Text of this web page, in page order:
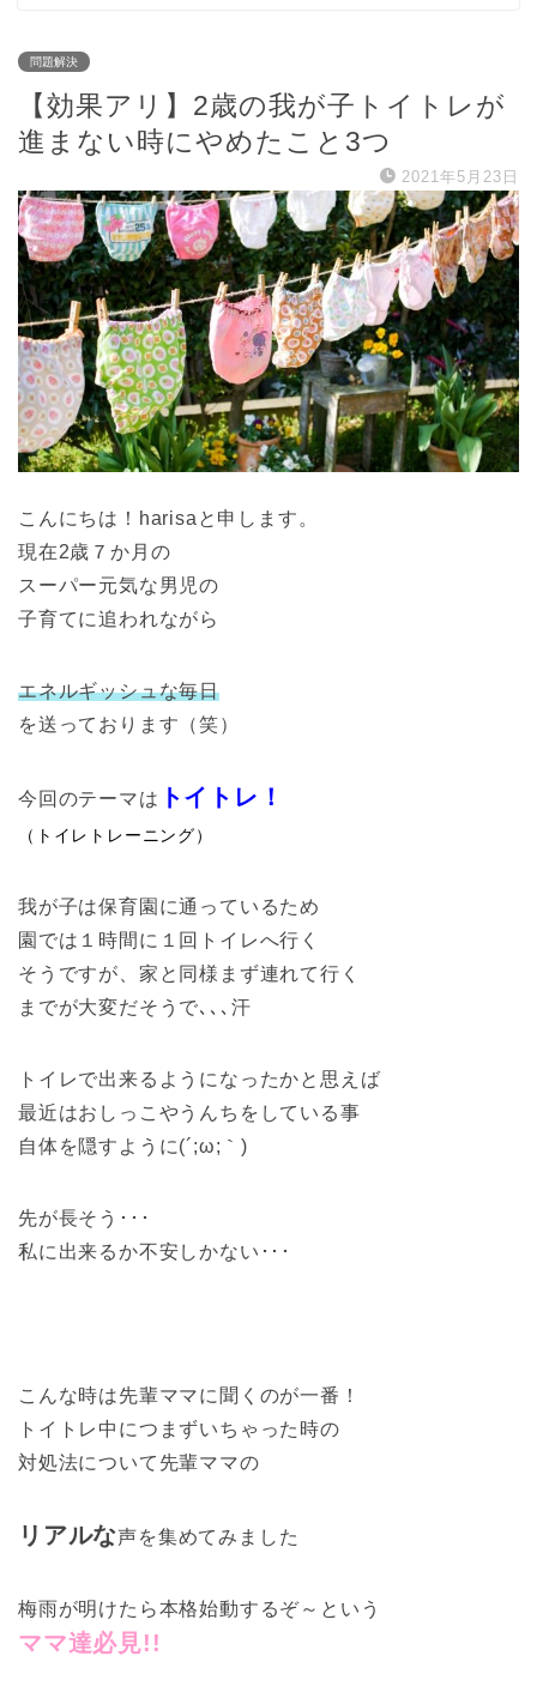
問題解決
【効果アリ】2歳の我が子トイトレが
進まない時にやめたこと3つ
2021年5月23日
こんにちは！harisaと申します。
現在2歳７か月の
スーパー元気な男児の
子育てに追われながら
エネルギッシュな毎日
を送っております（笑）
今回のテーマは トイトレ！
（トイレトレーニング）
我が子は保育園に通っているため
園では１時間に１回トイレへ行く
そうですが、家と同様まず連れて行く
までが大変だそうで､､､汗
トイレで出来るようになったかと思えば
最近はおしっこやうんちをしている事
自体を隠すように(´;ω;｀)
先が長そう･･･
私に出来るか不安しかない･･･
こんな時は先輩ママに聞くのが一番！
トイトレ中につまずいちゃった時の
対処法について先輩ママの
リアルな声を集めてみました
梅雨が明けたら本格始動するぞ～という
ママ達必見!!